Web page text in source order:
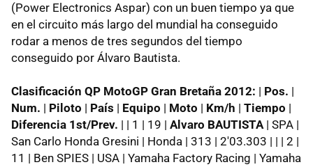
(Power Electronics Aspar) con un buen tiempo ya que
en el circuito más largo del mundial ha conseguido
rodar a menos de tres segundos del tiempo
conseguido por Álvaro Bautista.
Clasificación QP MotoGP Gran Bretaña 2012: | Pos. |
Num. | Piloto | País | Equipo | Moto | Km/h | Tiempo |
Diferencia 1st/Prev. | | 1 | 19 | Alvaro BAUTISTA | SPA |
San Carlo Honda Gresini | Honda | 313 | 2'03.303 | | | 2 |
11 | Ben SPIES | USA | Yamaha Factory Racing | Yamaha